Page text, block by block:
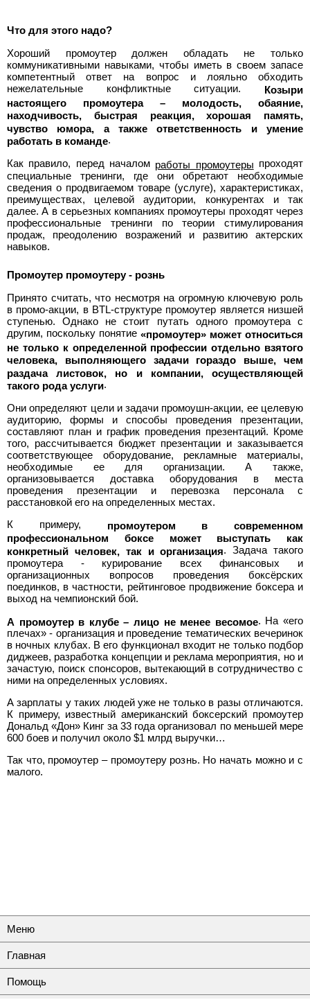
Что для этого надо?
Хороший промоутер должен обладать не только
коммуникативными навыками, чтобы иметь в своем запасе
компетентный ответ на вопрос и лояльно обходить
нежелательные конфликтные ситуации. Козыри
настоящего промоутера – молодость, обаяние,
находчивость, быстрая реакция, хорошая память,
чувство юмора, а также ответственность и умение
работать в команде.
Как правило, перед началом работы промоутеры проходят
специальные тренинги, где они обретают необходимые
сведения о продвигаемом товаре (услуге), характеристиках,
преимуществах, целевой аудитории, конкурентах и так
далее. А в серьезных компаниях промоутеры проходят через
профессиональные тренинги по теории стимулирования
продаж, преодолению возражений и развитию актерских
навыков.
Промоутер промоутеру - рознь
Принято считать, что несмотря на огромную ключевую роль
в промо-акции, в BTL-структуре промоутер является низшей
ступенью. Однако не стоит путать одного промоутера с
другим, поскольку понятие «промоутер» может относиться
не только к определенной профессии отдельно взятого
человека, выполняющего задачи гораздо выше, чем
раздача листовок, но и компании, осуществляющей
такого рода услуги.
Они определяют цели и задачи промоушн-акции, ее целевую
аудиторию, формы и способы проведения презентации,
составляют план и график проведения презентаций. Кроме
того, рассчитывается бюджет презентации и заказывается
соответствующее оборудование, рекламные материалы,
необходимые ее для организации. А также,
организовывается доставка оборудования в места
проведения презентации и перевозка персонала с
расстановкой его на определенных местах.
К примеру, промоутером в современном
профессиональном боксе может выступать как
конкретный человек, так и организация. Задача такого
промоутера - курирование всех финансовых и
организационных вопросов проведения боксёрских
поединков, в частности, рейтинговое продвижение боксера и
выход на чемпионский бой.
А промоутер в клубе – лицо не менее весомое. На «его
плечах» - организация и проведение тематических вечеринок
в ночных клубах. В его функционал входит не только подбор
диджеев, разработка концепции и реклама мероприятия, но и
зачастую, поиск спонсоров, вытекающий в сотрудничество с
ними на определенных условиях.
А зарплаты у таких людей уже не только в разы отличаются.
К примеру, известный американский боксерский промоутер
Дональд «Дон» Кинг за 33 года организовал по меньшей мере
600 боев и получил около $1 млрд выручки…
Так что, промоутер – промоутеру рознь. Но начать можно и с
малого.
Меню
Главная
Помощь